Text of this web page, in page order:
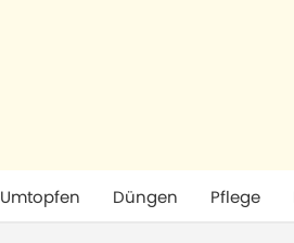
Umtopfen Düngen Pflege